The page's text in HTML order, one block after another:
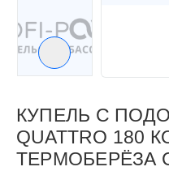
КУПЕЛЬ С
QUATTRO 180
ТЕРМОБЕРЁЗА
Следующий